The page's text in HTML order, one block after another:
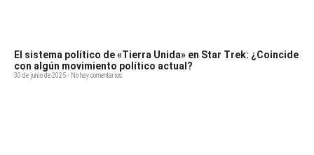
El sistema político de «Tierra Unida» en Star Trek: ¿Coincide
con algún movimiento político actual?
30 de junio de 2025 No hay comentarios